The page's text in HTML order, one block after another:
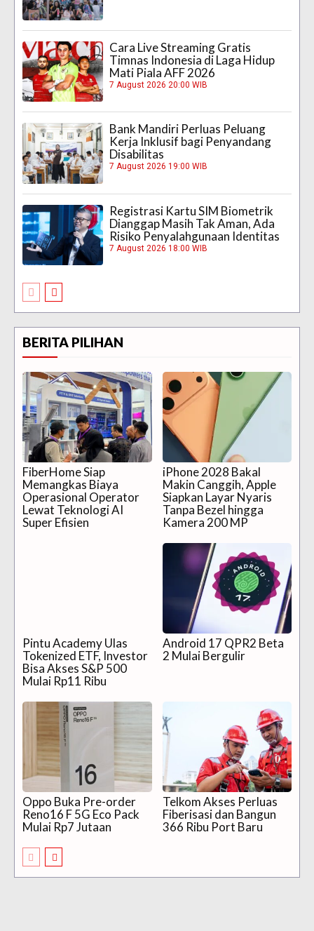
Cara Live Streaming Gratis
Timnas Indonesia di Laga Hidup
Mati Piala AFF 2026
7 August 2026 20:00 WIB
Bank Mandiri Perluas Peluang
Kerja Inklusif bagi Penyandang
Disabilitas
7 August 2026 19:00 WIB
Registrasi Kartu SIM Biometrik
Dianggap Masih Tak Aman, Ada
Risiko Penyalahgunaan Identitas
7 August 2026 18:00 WIB
BERITA PILIHAN
FiberHome Siap
Memangkas Biaya
Operasional Operator
Lewat Teknologi AI
Super Efisien
iPhone 2028 Bakal
Makin Canggih, Apple
Siapkan Layar Nyaris
Tanpa Bezel hingga
Kamera 200 MP
Pintu Academy Ulas
Tokenized ETF, Investor
Bisa Akses S&P 500
Mulai Rp11 Ribu
Android 17 QPR2 Beta
2 Mulai Bergulir
Oppo Buka Pre-order
Reno16 F 5G Eco Pack
Mulai Rp7 Jutaan
Telkom Akses Perluas
Fiberisasi dan Bangun
366 Ribu Port Baru